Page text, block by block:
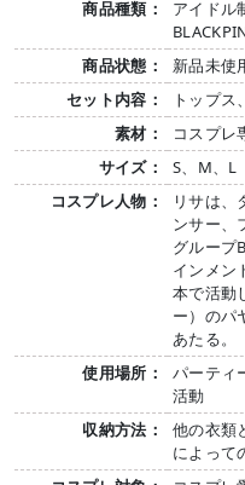
商品種類：
アイドル
商品状態：
新品未使
セット内容：
トップス
素材：
コスプレ
サイズ：
S、M、L
コスプレ人物：
リサは、
ンサー、
グループ
インメン
本で活動
ー）のパ
あたる。
使用場所：
パーティ
活動
収納方法：
他の衣類
によって